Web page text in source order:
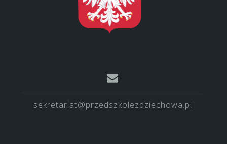
sekretariat@przedszkolezdziechowa.pl